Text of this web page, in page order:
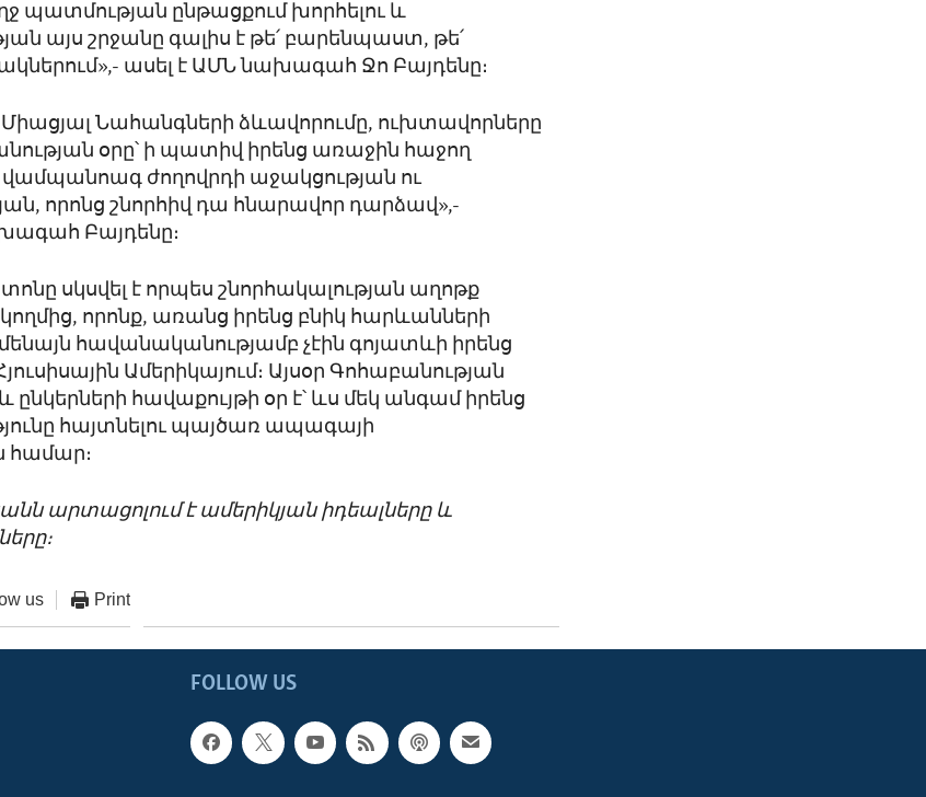
պատմության ընթացքում խորհելու և
այս շրջանը գալիս է թե՛ բարենպաստ, թե՛
ասել է ԱՄՆ նախագահ Ջո Բայդենը։
Միացյալ Նահանգների ձևավորումը, ուխտավորները
օրը՝ ի պատիվ իրենց առաջին հաջող
ժողովրդի աջակցության ու
որոնց շնորհիվ դա հնարավոր դարձավ»,-
Բայդենը։
սկսվել է որպես շնորհակալության աղոթք
որոնք, առանց իրենց բնիկ հարևանների
հավանականությամբ չէին գոյատևի իրենց
Ամերիկայում։ Այսօր Գոհաբանության
հավաքույթի օր է՝ ևս մեկ անգամ իրենց
հայտնելու պայծառ ապագայի
համար։
արտացոլում է ամերիկյան իդեալները և
us Print
FOLLOW US